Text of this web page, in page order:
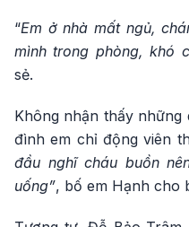
“Em ở nhà mất ngủ,
mình trong phòng, khó
sẻ.
Không nhận thấy những
đình em chỉ động viên
đầu nghĩ cháu buồn
uống”, bố em Hạnh cho